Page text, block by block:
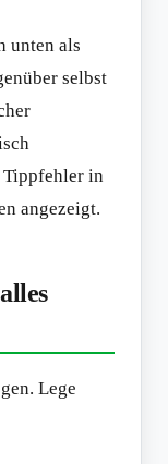
unten als
selbst
Tippfehler in
angezeigt.
Lege